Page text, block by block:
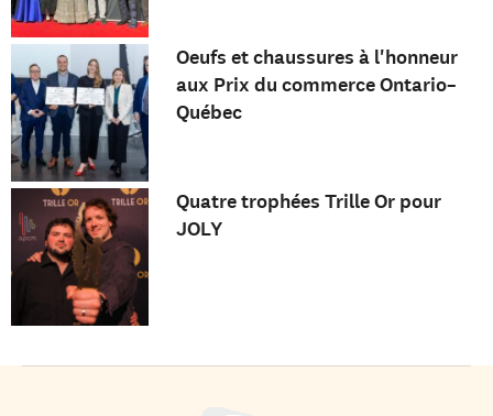
Oeufs et chaussures à l'honneur
aux Prix du commerce Ontario–
Québec
Quatre trophées Trille Or pour
JOLY